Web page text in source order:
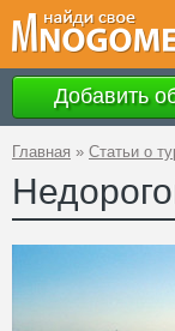
Добавить
Главная » Статьи о